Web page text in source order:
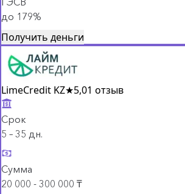
до 179%
Получить деньги
LimeCredit KZ★5,01 отзыв
Срок
5 – 35 дн.
Сумма
20 000 - 300 000 ₸